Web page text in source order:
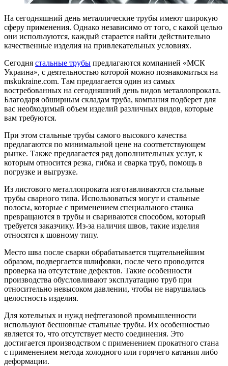
На сегодняшний день металлические трубы имеют широкую
сферу применения. Однако независимо от того, с какой целью
они используются, каждый старается найти действительно
качественные изделия на привлекательных условиях.
Сегодня стальные трубы предлагаются компанией «МСК
Украина», с деятельностью которой можно познакомиться на
mskukraine.com. Там предлагается один из самых
востребованных на сегодняшний день видов металлопроката.
Благодаря обширным складам труба, компания подберет для
вас необходимый объем изделий различных видов, которые
вам требуются.
При этом стальные трубы самого высокого качества
предлагаются по минимальной цене на соответствующем
рынке. Также предлагается ряд дополнительных услуг, к
которым относится резка, гибка и сварка труб, помощь в
погрузке и выгрузке.
Из листового металлопроката изготавливаются стальные
трубы сварного типа. Использоваться могут и стальные
полосы, которые с применением специального станка
превращаются в трубы и свариваются способом, который
требуется заказчику. Из-за наличия швов, такие изделия
относятся к шовному типу.
Место шва после сварки обрабатывается тщательнейшим
образом, подвергается шлифовки, после чего проводится
проверка на отсутствие дефектов. Такие особенности
производства обусловливают эксплуатацию труб при
относительно невысоком давлении, чтобы не нарушалась
целостность изделия.
Для котельных и нужд нефтегазовой промышленности
используют бесшовные стальные трубы. Их особенностью
является то, что отсутствует место соединения. Это
достигается производством с применением прокатного стана
с применением метода холодного или горячего катания либо
деформации.